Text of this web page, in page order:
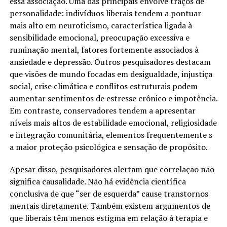
personalidade: indivíduos liberais tendem a pontuar
mais alto em neuroticismo, característica ligada à
sensibilidade emocional, preocupação excessiva e
ruminação mental, fatores fortemente associados à
ansiedade e depressão. Outros pesquisadores destacam
que visões de mundo focadas em desigualdade, injustiça
social, crise climática e conflitos estruturais podem
aumentar sentimentos de estresse crônico e impotência.
Em contraste, conservadores tendem a apresentar
níveis mais altos de estabilidade emocional, religiosidade
e integração comunitária, elementos frequentemente s
a maior proteção psicológica e sensação de propósito.
Apesar disso, pesquisadores alertam que correlação não
significa causalidade. Não há evidência científica
conclusiva de que “ser de esquerda” cause transtornos
mentais diretamente. Também existem argumentos de
que liberais têm menos estigma em relação à terapia e